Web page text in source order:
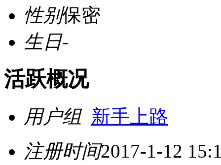
性别保密
生日-
活跃概况
用户组 新手上路
注册时间2017-1-12